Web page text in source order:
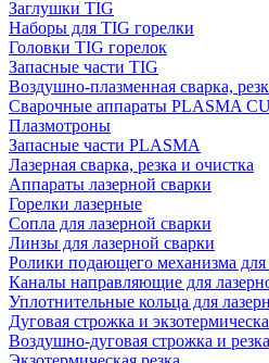
Заглушки TIG
Наборы для TIG горелки
Головки TIG горелок
Запасные части TIG
Воздушно-плазменная сварка,
Сварочные аппараты PLASMA
Плазмотроны
Запасные части PLASMA
Лазерная сварка, резка и очистка
Аппараты лазерной сварки
Горелки лазерные
Сопла для лазерной сварки
Линзы для лазерной сварки
Ролики подающего механизма для
Каналы направляющие для
Уплотнительные кольца для
Дуговая строжка и
Воздушно-дуговая строжка и резка